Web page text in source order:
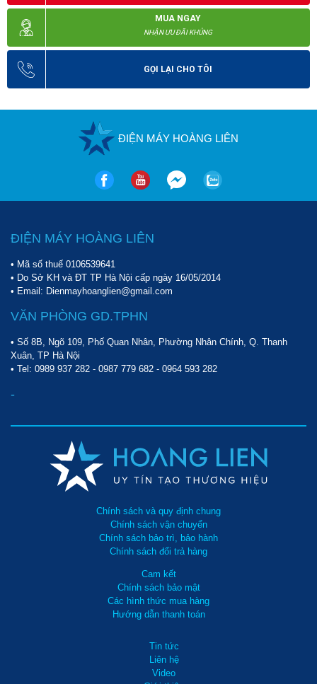
MUA NGAY
NHẬN ƯU ĐÃI KHỦNG
GỌI LẠI CHO TÔI
ĐIỆN MÁY HOÀNG LIÊN
ĐIỆN MÁY HOÀNG LIÊN
• Mã số thuế 0106539641
• Do Sở KH và ĐT TP Hà Nội cấp ngày 16/05/2014
• Email: Dienmayhoanglien@gmail.com
VĂN PHÒNG GD.TPHN
• Số 8B, Ngõ 109, Phố Quan Nhân, Phường Nhân Chính, Q. Thanh
Xuân, TP Hà Nội
• Tel: 0989 937 282 - 0987 779 682 - 0964 593 282
-
Chính sách và quy định chung
Chính sách vận chuyển
Chính sách bảo trì, bảo hành
Chính sách đổi trả hàng
Cam kết
Chính sách bảo mật
Các hình thức mua hàng
Hướng dẫn thanh toán
Tin tức
Liên hệ
Video